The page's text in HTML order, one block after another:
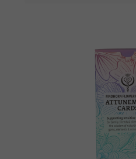
Depression und andere
Verhaltensproblemen
Fruchtbarkeit Altern,
Tierspiritualität Leben in Zoos,
Wildnis Körperliche Beschwerden Rechtlicher
Essenzen und
der VO (EG) Nr. 178/2002
direkte, nach klassisch
nachgewiesene Wirkung
Aussagen beziehen sich
Aspekte wie Aura,